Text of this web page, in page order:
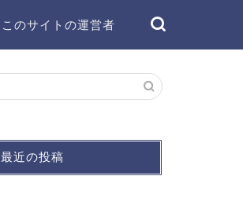
このサイトの運営者
最近の投稿